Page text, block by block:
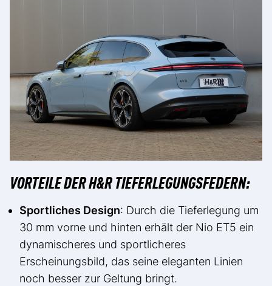
VORTEILE DER H&R TIEFERLEGUNGSFEDERN:
Sportliches Design: Durch die Tieferlegung um
30 mm vorne und hinten erhält der Nio ET5 ein
dynamischeres und sportlicheres
Erscheinungsbild, das seine eleganten Linien
noch besser zur Geltung bringt.